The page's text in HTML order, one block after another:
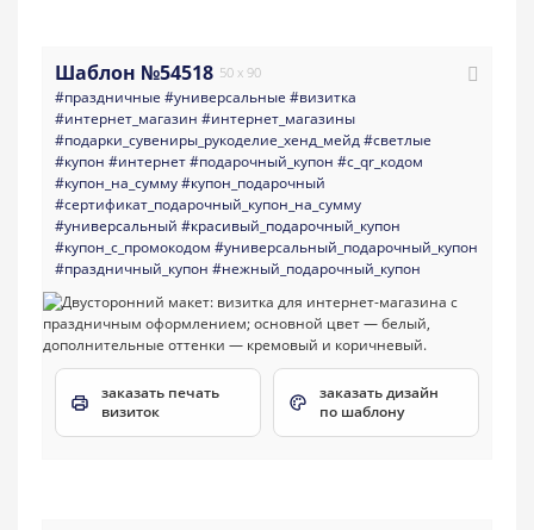
Шаблон №54518 50 x 90
#праздничные #универсальные #визитка
#интернет_магазин #интернет_магазины
#подарки_сувениры_рукоделие_хенд_мейд#светлые
#купон #интернет#подарочный_купон #с_qr_кодом
#купон_на_сумму#купон_подарочный
#сертификат_подарочный_купон_на_сумму
#универсальный #красивый_подарочный_купон
#купон_с_промокодом #универсальный_подарочный_купон
#праздничный_купон #нежный_подарочный_купон
заказать печать
визиток
заказать дизайн
по шаблону